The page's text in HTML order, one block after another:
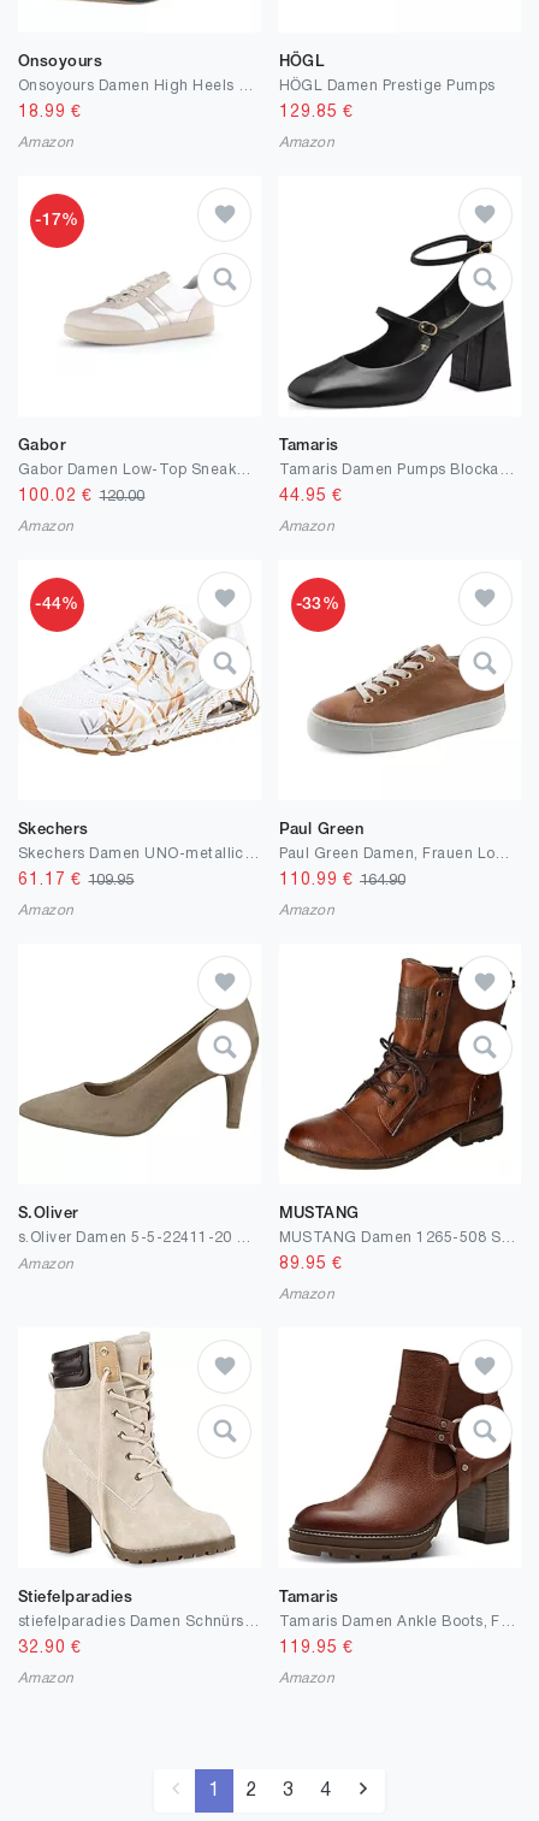
Onsoyours
18.99 €
Amazon
HÖGL
HÖGL Damen Prestige Pumps
129.85 €
Amazon
-17%
Gabor
100.02 €120.00
Amazon
Tamaris
44.95 €
Amazon
-44%
Skechers
61.17 €109.95
Amazon
-33%
Paul Green
110.99 € 164.90
Amazon
S.Oliver
Amazon
MUSTANG
89.95 €
Amazon
Stiefelparadies
32.90 €
Amazon
Tamaris
119.95 €
Amazon
1 2 3 4